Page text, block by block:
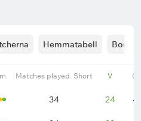
Hemmatabell
Matches played. Short V O
34 24 4